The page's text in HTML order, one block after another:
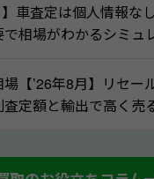
ない車は、車内のシー
も多いです。シミや汚
簡単な清掃だけで取り
にチェックして、清掃
限り必要はありません
】車査定は個人情報な
で相場がわかるシミュ
【’26年8月】リセー
定額と輸出で高く売